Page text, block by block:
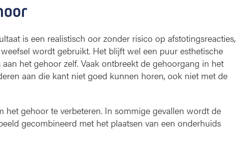
is een realistisch oor zonder risico op afstotingsreacties,
wordt gebruikt. Het blijft wel een puur esthetische
het gehoor zelf. Vaak ontbreekt de gehoorgang in het
aan die kant niet goed kunnen horen, ook niet met de
het gehoor te verbeteren. In sommige gevallen wordt de
gecombineerd met het plaatsen van een onderhuids